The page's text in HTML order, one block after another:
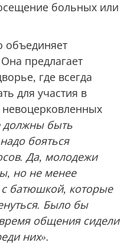
больных или
объединяет
предлагает
где всегда
для участия в
должны быть
бояться
Да, молодежи
но не менее
батюшкой, которые
Было бы
общения сидели
них».